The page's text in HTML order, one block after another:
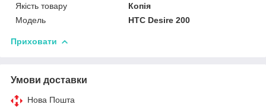
Якість товару
Копія
Мoдель
HTC Desire 200
Приховати
Умови доставки
Нова Пошта